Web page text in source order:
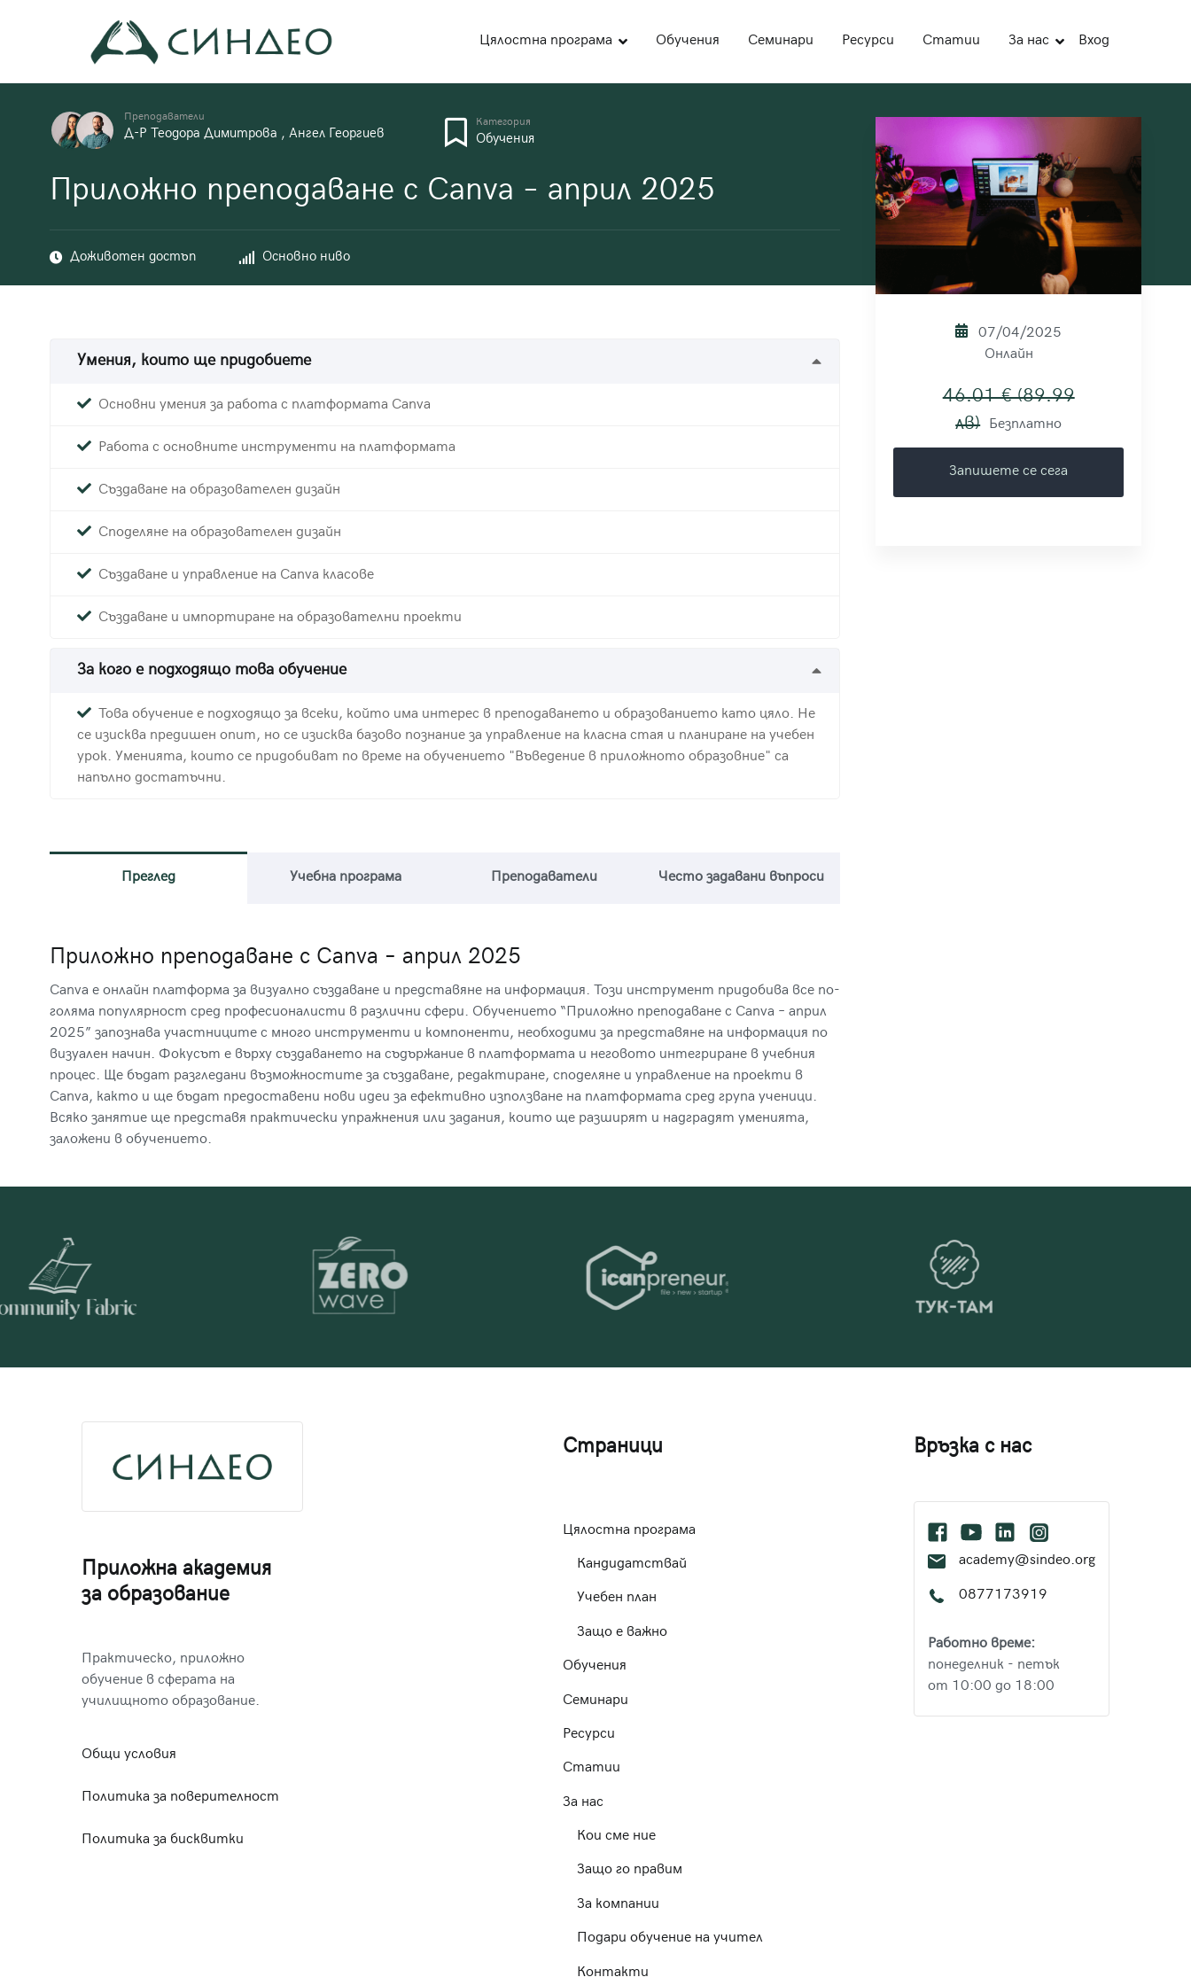
Приложна академия за образование
Цялостна програма Обучения Семинари Ресурси Статии За нас Вход
Преподаватели
Д-Р Теодора Димитрова , Ангел Георгиев
Категория
Обучения
Приложно преподаване с Canva – април 2025
Доживотен достъп Основно ниво
Умения, които ще придобиете
Основни умения за работа с платформата Canva
Работа с основните инструменти на платформата
Създаване на образователен дизайн
Споделяне на образователен дизайн
Създаване и управление на Canva класове
Създаване и импортиране на образователни проекти
За кого е подходящо това обучение
Това обучение е подходящо за всеки, който има интерес в преподаването и образованието като цяло. Не
се изисква предишен опит, но се изисква базово познание за управление на класна стая и планиране на учебен
урок. Уменията, които се придобиват по време на обучението "Въведение в приложното образовние" са
напълно достатъчни.
Преглед Учебна програма Преподаватели Често задавани въпроси
Приложно преподаване с Canva – април 2025
Canva е онлайн платформа за визуално създаване и представяне на информация. Този инструмент придобива все по-
голяма популярност сред професионалисти в различни сфери. Обучението “Приложно преподаване с Canva – април
2025” запознава участниците с много инструменти и компоненти, необходими за представяне на информация по
визуален начин. Фокусът е върху създаването на съдържание в платформата и неговото интегриране в учебния
процес. Ще бъдат разгледани възможностите за създаване, редактиране, споделяне и управление на проекти в
Canva, както и ще бъдат предоставени нови идеи за ефективно използване на платформата сред група ученици.
Всяко занятие ще представя практически упражнения или задания, които ще разширят и надградят уменията,
заложени в обучението.
07/04/2025
Онлайн
46.01 € (89.99
лв)
Безплатно
Запишете се сега
Приложна академия
за образование
Практическо, приложно
обучение в сферата на
училищното образование.
Общи условия
Политика за поверителност
Политика за бисквитки
Страници
Цялостна програма
Кандидатствай
Учебен план
Защо е важно
Обучения
Семинари
Ресурси
Статии
За нас
Кои сме ние
Защо го правим
За компании
Подари обучение на учител
Контакти
Връзка с нас
academy@sindeo.org
0877173919
Работно време:
понеделник - петък
от 10:00 до 18:00